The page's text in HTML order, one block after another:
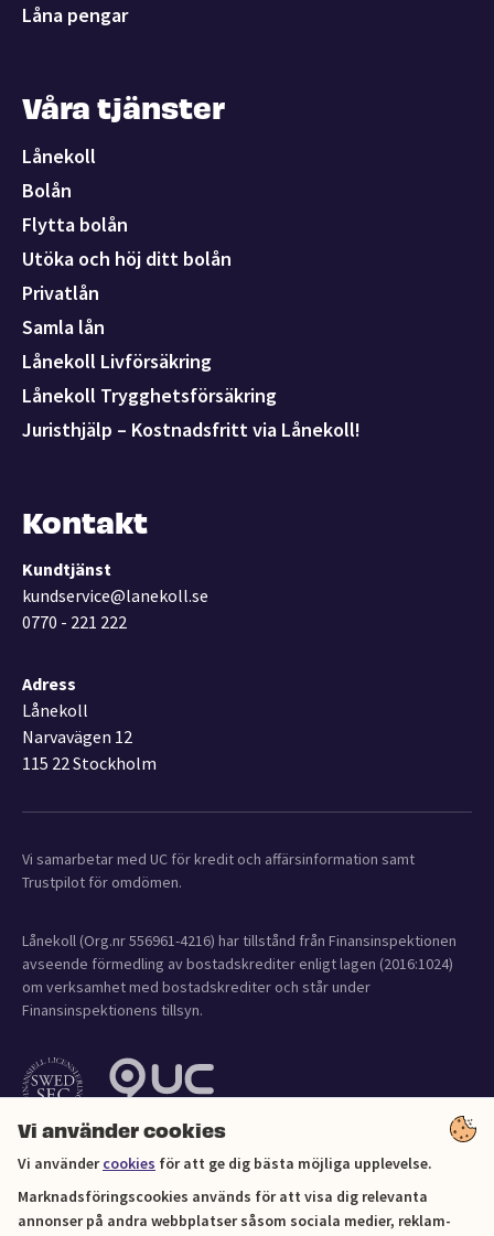
Vi använder cookies
Vi användercookies för att ge dig bästa möjliga upplevelse.
Marknadsföringscookies används för att visa dig relevanta
annonser på andra webbplatser såsom sociala medier, reklam-
Låna pengar
Våra tjänster
Lånekoll
Bolån
Flytta bolån
Utöka och höj ditt bolån
Privatlån
Samla lån
Lånekoll Livförsäkring
Lånekoll Trygghetsförsäkring
Juristhjälp – Kostnadsfritt via Lånekoll!
Kontakt
Kundtjänst
kundservice@lanekoll.se
0770 - 221 222
Adress
Lånekoll
Narvavägen 12
115 22 Stockholm
Vi samarbetar med UC för kredit och affärsinformation samt
Trustpilot för omdömen.
Lånekoll (Org.nr 556961-4216) har tillstånd från Finansinspektionen
avseende förmedling av bostadskrediter enligt lagen (2016:1024)
om verksamhet med bostadskrediter och står under
Finansinspektionens tillsyn.